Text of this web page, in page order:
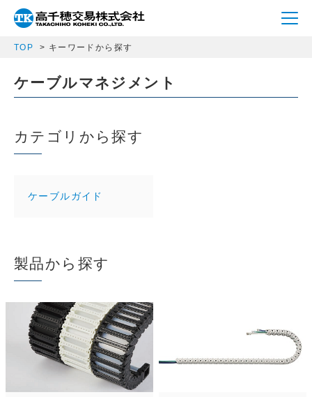
TOP キーワードから探す
ケーブルマネジメント
カテゴリから探す
ケーブルガイド
製品から探す